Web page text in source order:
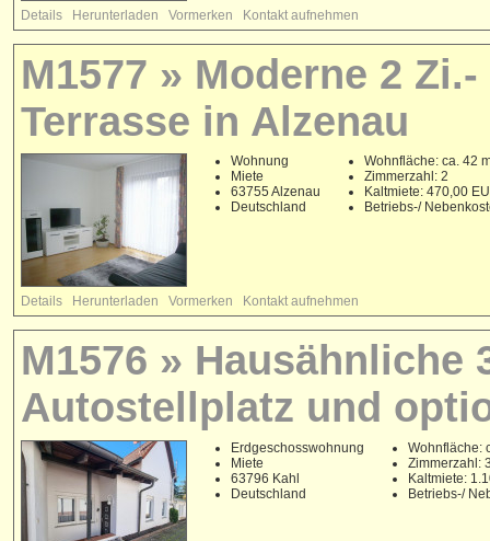
Details Herunterladen Vormerken Kontakt aufnehmen
M1577 » Moderne 2
Terrasse in Alzenau
Wohnung
Miete
63755 Alzenau
Deutschland
Wohnfläche: ca. 42
Zimmerzahl: 2
Kaltmiete: 470,00
Betriebs-/
Details Herunterladen Vormerken Kontakt aufnehmen
M1576 » Hausähnliche
Autostellplatz und
Erdgeschosswohnung
Miete
63796 Kahl
Deutschland
Wohnfläche:
Zimmerzahl:
Kaltmiete:
Betriebs-/